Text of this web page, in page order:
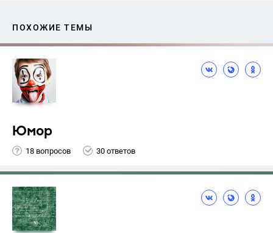
ПОХОЖИЕ ТЕМЫ
Юмор
18 вопросов 30 ответов